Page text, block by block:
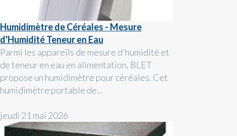
Humidimètre de Céréales - Mesure
d'Humidité Teneur en Eau
Parmi les appareils de mesure d'humidité et
de teneur en eau en alimentation, BLET
propose un humidimètre pour céréales. Cet
humidimètre portable de...
jeudi 21 mai 2026